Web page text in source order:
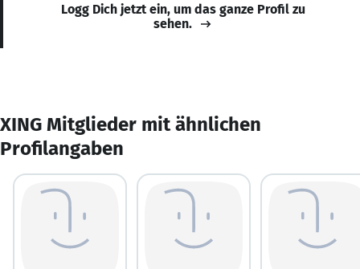
Logg Dich jetzt ein, um das ganze Profil zu
sehen.
XING Mitglieder mit ähnlichen
Profilangaben